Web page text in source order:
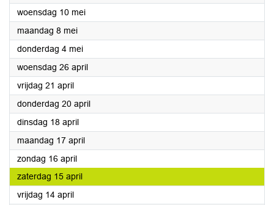
woensdag 10 mei2023
maandag 8 mei2023
donderdag 4 mei2023
woensdag 26 april2023
vrijdag 21 april2023
donderdag 20 april2023
dinsdag 18 april2023
maandag 17 april2023
zondag 16 april2023
zaterdag 15 april2023
vrijdag 14 april2023